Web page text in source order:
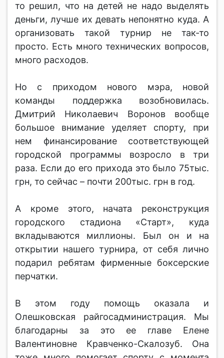
то решил, что на детей не надо выделять
деньги, лучше их девать непонятно куда. А
организовать такой турнир не так-то
просто. Есть много технических вопросов,
много расходов.
Но с приходом нового мэра, новой
команды поддержка возобновилась.
Дмитрий Николаевич Воронов вообще
большое внимание уделяет спорту, при
нем финансирование соответствующей
городской программы возросло в три
раза. Если до его прихода это было 75тыс.
грн, то сейчас – почти 200тыс. грн в год.
А кроме этого, начата реконструкция
городского стадиона «Старт», куда
вкладываются миллионы. Был он и на
открытии нашего турнира, от себя лично
подарил ребятам фирменные боксерские
перчатки.
В этом году помощь оказала и
Олешковская райгосадминистрация. Мы
благодарны за это ее главе Елене
Валентиновне Кравченко-Скалозуб. Она